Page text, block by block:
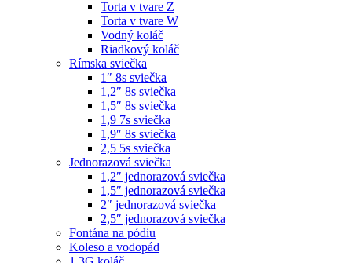
Torta v tvare Z
Torta v tvare W
Vodný koláč
Riadkový koláč
Rímska sviečka
1″ 8s sviečka
1,2″ 8s sviečka
1,5″ 8s sviečka
1,9 7s sviečka
1,9″ 8s sviečka
2,5 5s sviečka
Jednorazová sviečka
1,2″ jednorazová sviečka
1,5″ jednorazová sviečka
2″ jednorazová sviečka
2,5″ jednorazová sviečka
Fontána na pódiu
Koleso a vodopád